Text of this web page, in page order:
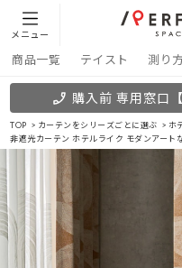
メニュー
商品一覧 テイスト 測り
購入前 専用窓口
TOP カーテンをシリーズごとに選ぶ
ホ
非遮光カーテン ホテルライク モダンアー